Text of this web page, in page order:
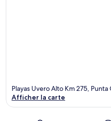
Playas Uvero Alto Km 275, Punta
Afficher la carte